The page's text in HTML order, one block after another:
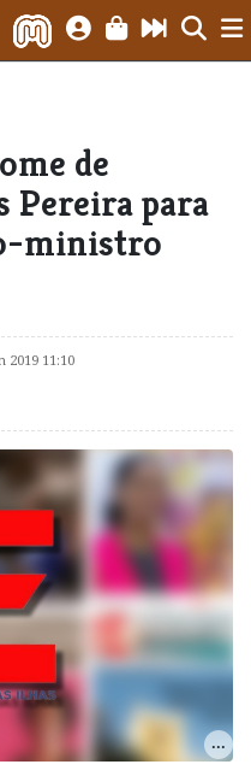
de
Pereira para
ministro
2019 11:10